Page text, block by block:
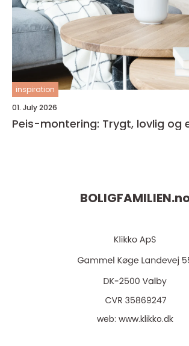
inspiration
01. July 2026
Peis-montering: Trygt, lovlig og
BOLIGFAMILIEN.
web: www.klikko.dk